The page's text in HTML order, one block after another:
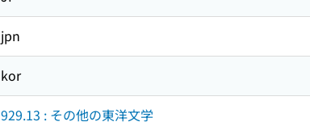
jpn
kor
929.13 : その他の東洋文学